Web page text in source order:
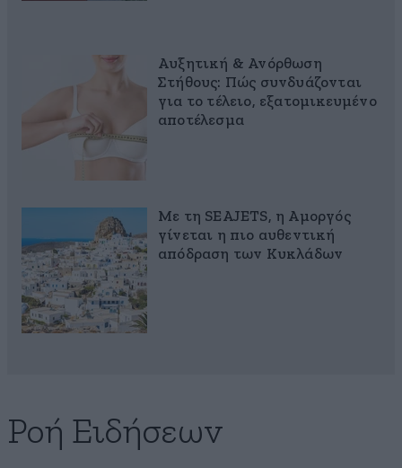
Αυξητική & Ανόρθωση
Στήθους: Πώς συνδυάζονται
για το τέλειο, εξατομικευμένο
αποτέλεσμα
Με τη SEAJETS, η Αμοργός
γίνεται η πιο αυθεντική
απόδραση των Κυκλάδων
Ροή Ειδήσεων